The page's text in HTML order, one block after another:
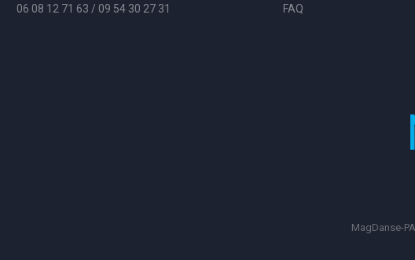
06 08 12 71 63 / 09 54 30 27 31
FAQ
MagDanse-